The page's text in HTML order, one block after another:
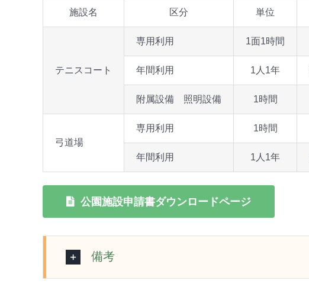
施設名 区分 単位
テニスコート
専用利用 1面1時間
年間利用 1人1年
附属設備 照明設備 1時間
弓道場
専用利用 1時間
年間利用 1人1年
公園施設申請書ダウンロードページ
備考